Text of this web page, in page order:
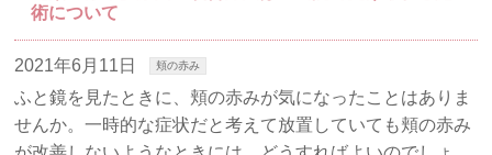
術について
2021年6月11日 頬の赤み
ふと鏡を見たときに、頬の赤みが気になったことはありま
せんか。一時的な症状だと考えて放置していても頬の赤み